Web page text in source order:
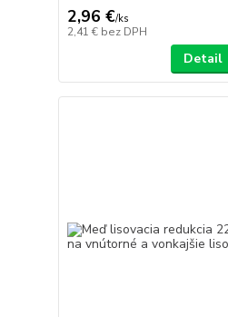
2,96 €/ks
2,41 € bez DPH
Detail